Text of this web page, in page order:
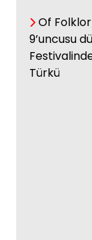
Of
9’uncusu
Türkü